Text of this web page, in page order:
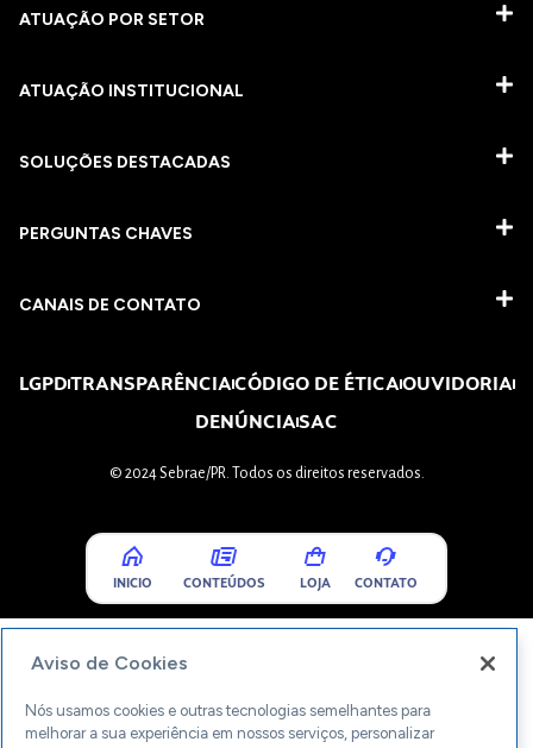
ATUAÇÃO POR SETOR
ATUAÇÃO INSTITUCIONAL
SOLUÇÕES DESTACADAS
PERGUNTAS CHAVES​
CANAIS DE CONTATO
LGPDTRANSPARÊNCIACÓDIGO DE ÉTICAOUVIDORIA
DENÚNCIASAC
© 2024 Sebrae/PR. Todos os direitos reservados.
INICIO CONTEÚDOS LOJA CONTATO
Aviso de Cookies
Nós usamos cookies e outras tecnologias semelhantes para
melhorar a sua experiência em nossos serviços, personalizar